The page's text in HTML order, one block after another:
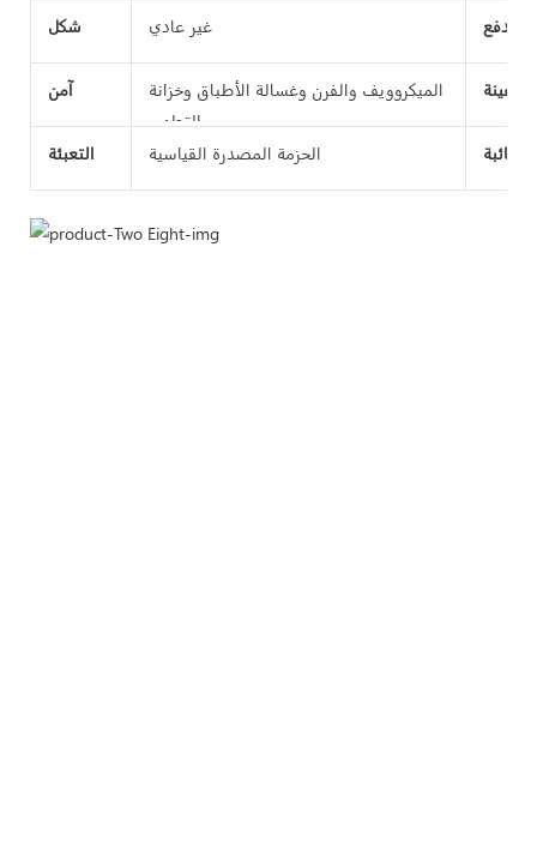
شكل
غير عادي الدفع
آمن
الميكروويف والفرن وغسالة الأطباق وخزانة
التطهير
عينة
التعبئة الحزمة المصدرة القياسية